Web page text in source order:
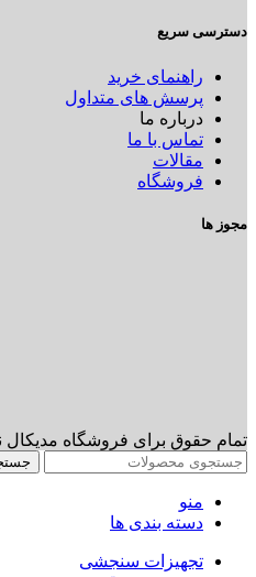
دسترسی سریع
راهنمای خرید
پرسش های متداول
درباره ما
تماس با ما
مقالات
فروشگاه
مجوز ها
تمام حقوق برای فروشگاه
منو
دسته بندی ها
تجهیزات سنجشی